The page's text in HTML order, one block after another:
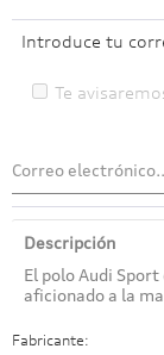
Introduce tu
Te
Descripción
El polo Audi
aficionado a la
Fabricante: